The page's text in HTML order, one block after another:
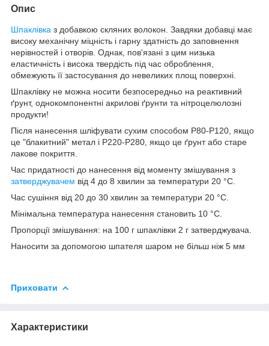
Опис
Шпаклівка з добавкою скляних волокон. Завдяки добавці має
високу механічну міцність і гарну здатність до заповнення
нерівностей і отворів. Однак, пов'язані з цим низька
еластичність і висока твердість під час оброблення,
обмежують її застосування до невеликих площ поверхні.
Шпаклівку не можна носити безпосередньо на реактивний
ґрунт, однокомпонентні акрилові ґрунти та нітроцелюлозні
продукти!
Після нанесення шліфувати сухим способом Р80-Р120, якщо
це "блакитний" метал і Р220-Р280, якщо це ґрунт або старе
лакове покриття.
Час придатності до нанесення від моменту змішування з
затверджувачем від 4 до 8 хвилин за температури 20 °C.
Час сушіння від 20 до 30 хвилин за температури 20 °C.
Мінімальна температура нанесення становить 10 °C.
Пропорції змішування: на 100 г шпаклівки 2 г затверджувача.
Наносити за допомогою шпателя шаром не більш ніж 5 мм
Приховати
Характеристики